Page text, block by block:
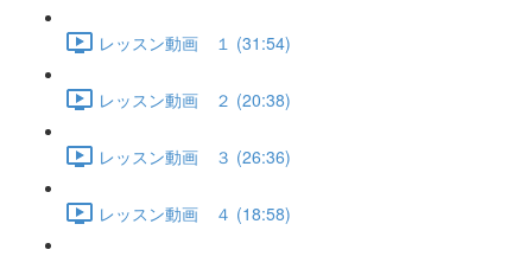
レッスン動画 １ (31:54)
レッスン動画 ２ (20:38)
レッスン動画 ３ (26:36)
レッスン動画 ４ (18:58)